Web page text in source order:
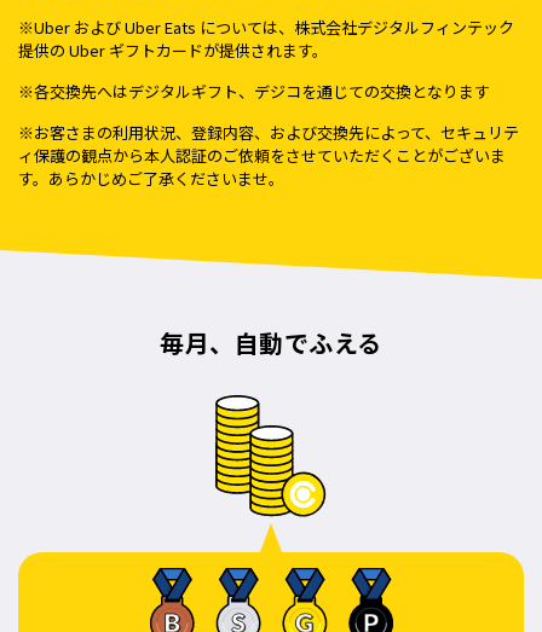
※Uber および Uber Eats については、株式会社デジタルフィンテック
提供の Uber ギフトカードが提供されます。
※各交換先へはデジタルギフト、デジコを通じての交換となります
※お客さまの利用状況、登録内容、および交換先によって、セキュリテ
ィ保護の観点から本人認証のご依頼をさせていただくことがございま
す。あらかじめご了承くださいませ。
毎月、自動でふえる